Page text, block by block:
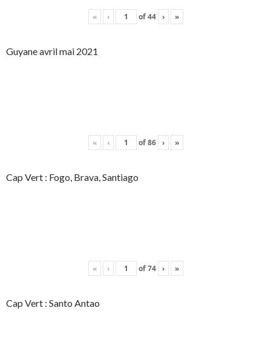
« ‹ of44 › »
Guyane avril mai 2021
« ‹ of86 › »
Cap Vert : Fogo, Brava, Santiago
« ‹ of74 › »
Cap Vert : Santo Antao